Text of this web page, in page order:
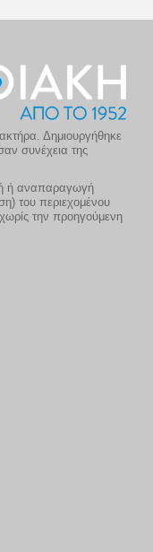
Δημιουργήθηκε
συνέχεια της
ή αναπαραγωγή
του περιεχομένου
την προηγούμενη